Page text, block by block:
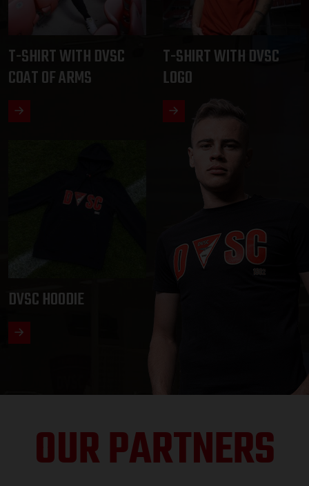
T-SHIRT WITH DVSC
COAT OF ARMS
T-SHIRT WITH DVSC
LOGO
DVSC HOODIE
OUR PARTNERS